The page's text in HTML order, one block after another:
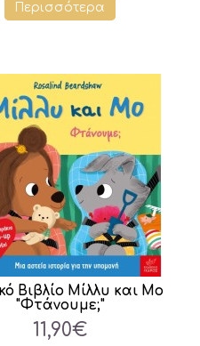
Περισσότερα
Βιβλίο Μίλλυ και Μο
"Φτάνουμε;"
11,90€